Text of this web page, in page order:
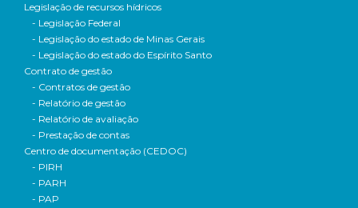
Legislação de recursos hídricos
- Legislação Federal
- Legislação do estado de Minas Gerais
- Legislação do estado do Espírito Santo
Contrato de gestão
- Contratos de gestão
- Relatório de gestão
- Relatório de avaliação
- Prestação de contas
Centro de documentação (CEDOC)
- PIRH
- PARH
- PAP